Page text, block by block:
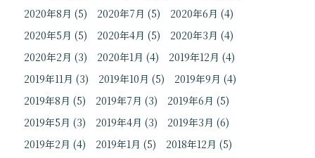
2020年8月 (5) 2020年7月 (5) 2020年6月 (4)
2020年5月 (5) 2020年4月 (5) 2020年3月 (4)
2020年2月 (3) 2020年1月 (4) 2019年12月 (4)
2019年11月 (3) 2019年10月 (5) 2019年9月 (4)
2019年8月 (5) 2019年7月 (3) 2019年6月 (5)
2019年5月 (3) 2019年4月 (3) 2019年3月 (6)
2019年2月 (4) 2019年1月 (5) 2018年12月 (5)